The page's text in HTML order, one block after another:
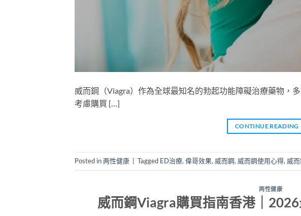
威而鋼（Viagra）作為全球最知名的勃起功能障礙治療藥物，
考慮購買 […]
CONTINUE READING
Posted in两性健康 Tagged ED治療, 偉哥效果, 威而鋼, 威而鋼使用心得, 威
两性健康
威而鋼Viagra購買指南香港｜